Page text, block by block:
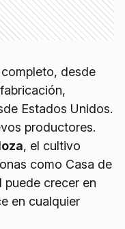
desde
Estados Unidos.
productores.
, el cultivo
como Casa de
puede crecer en
en cualquier